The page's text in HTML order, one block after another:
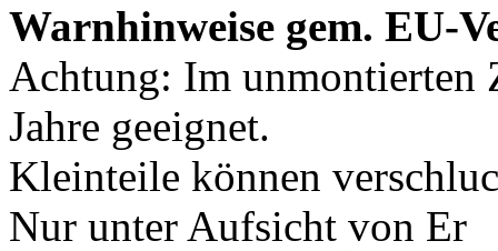
Warnhinweise gem. EU-
Achtung: Im unmontierten
Jahre geeignet.
Kleinteile können
Nur unter Aufsicht von Er